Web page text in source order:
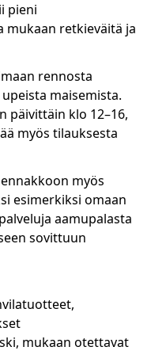
pieni
mukaan retkieväitä ja
rennosta
maisemista.
päivittäin klo 12–16,
myös tilauksesta
myös
esimerkiksi omaan
aamupalasta
sovittuun
mukaan otettavat